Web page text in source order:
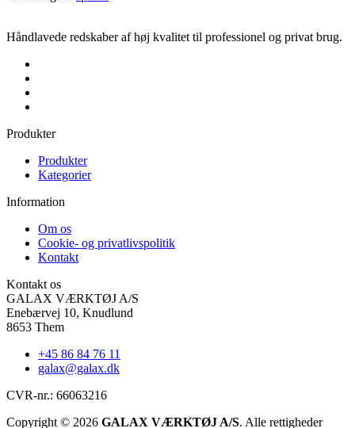
Håndlavede redskaber af høj kvalitet til professionel og privat brug.
Produkter
Produkter
Kategorier
Information
Om os
Cookie- og privatlivspolitik
Kontakt
Kontakt os
GALAX VÆRKTØJ A/S
Enebærvej 10, Knudlund
8653 Them
+45 86 84 76 11
galax@galax.dk
CVR-nr.: 66063216
Copyright © 2026 GALAX VÆRKTØJ A/S. Alle rettigheder